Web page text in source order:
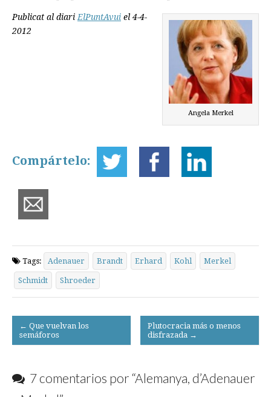
Angela Merkel
Publicat al diari ElPuntAvui el 4-4-
2012
Compártelo:
Tags: Adenauer Brandt Erhard Kohl Merkel
Schmidt Shroeder
Post
navigation
← Que vuelvan los
semáforos
Plutocracia más o menos
disfrazada →
7 comentarios por “Alemanya, d’Adenauer